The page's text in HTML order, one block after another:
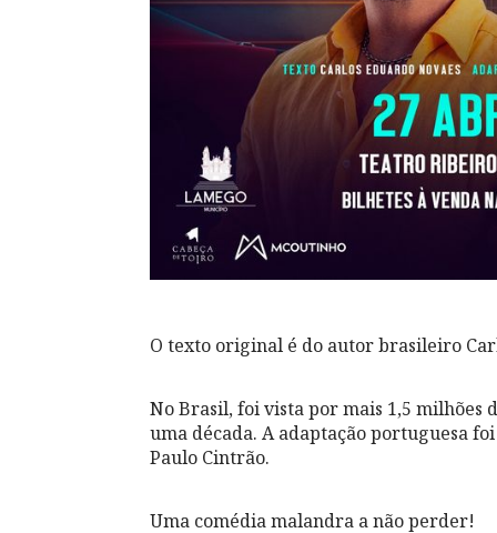
O texto original é do autor brasileiro
No Brasil, foi vista por mais 1,5 milhões
uma década. A adaptação portuguesa
Paulo Cintrão.
Uma comédia malandra a não perder!